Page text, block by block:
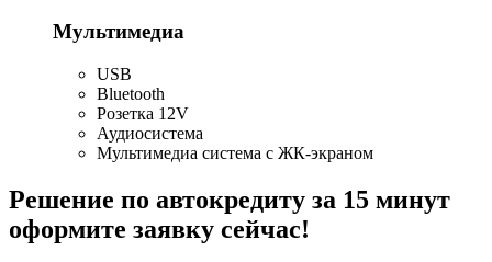
Мультимедиа
USB
Bluetooth
Розетка 12V
Аудиосистема
Мультимедиа система с ЖК-экраном
Решение по автокредиту за 15 минут
оформите заявку сейчас!